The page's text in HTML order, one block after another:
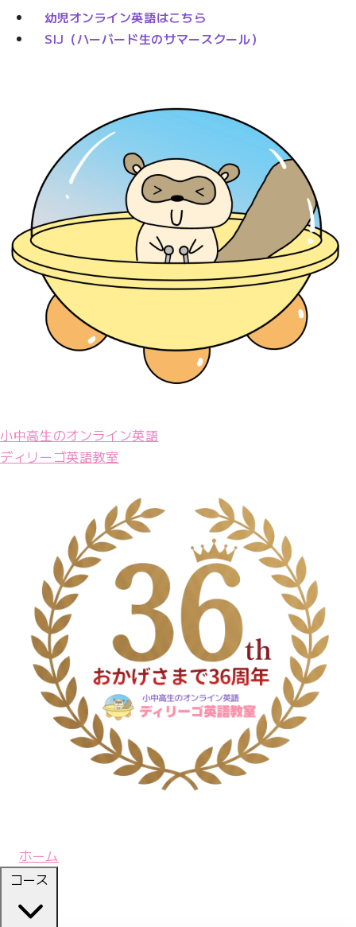
幼児オンライン英語はこちら
SIJ（ハーバード生のサマースクール）
小中高生のオンライン英語
ディリーゴ英語教室
ホーム
コース